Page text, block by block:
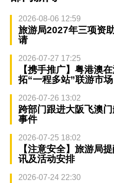
2026-08-06 12:59
旅游局2027年三项资
请
2026-07-27 17:25
【携手推广】粤港澳
拓“一程多站”联游市场
2026-07-26 13:02
跨部门跟进大阪飞澳
事件
2026-07-25 18:02
【注意安全】旅游局
讯及活动安排
2026-07-24 22:30